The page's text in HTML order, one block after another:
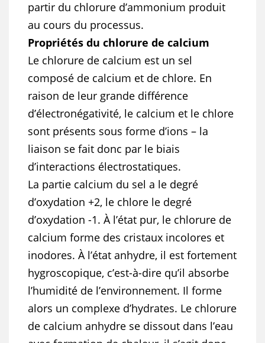
partir du chlorure d’ammonium produit
au cours du processus.
Propriétés du chlorure de calcium
Le chlorure de calcium est un sel
composé de calcium et de chlore. En
raison de leur grande différence
d’électronégativité, le calcium et le chlore
sont présents sous forme d’ions – la
liaison se fait donc par le biais
d’interactions électrostatiques.
La partie calcium du sel a le degré
d’oxydation +2, le chlore le degré
d’oxydation -1. À l’état pur, le chlorure de
calcium forme des cristaux incolores et
inodores. À l’état anhydre, il est fortement
hygroscopique, c’est-à-dire qu’il absorbe
l’humidité de l’environnement. Il forme
alors un complexe d’hydrates. Le chlorure
de calcium anhydre se dissout dans l’eau